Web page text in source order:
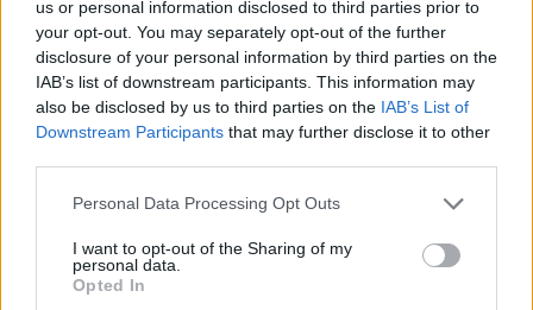
us or personal information disclosed to third parties prior to
your opt-out. You may separately opt-out of the further
disclosure of your personal information by third parties on the
IAB’s list of downstream participants. This information may
also be disclosed by us to third parties on the IAB’s List of
Downstream Participants that may further disclose it to other
Personal Data Processing Opt Outs
I want to opt-out of the Sharing of my
personal data.
Opted In
partite però (Fiorentina, Manchester City e Pisa) è probabile
che gli azzurri si schierino anche con un modulo diverso dal 4-
1-4-1 che hanno fatto vedere in questo inizio di stagione: ci
sarà più di un'occasione in cui il Napoli giocherà con un 4-3-3,
senza dimenticare la possibilità di mettersi 3-5-2, magari
quando Lukaku tornerà a disposizione. Una squadra che Conte
potrà modellare in base al tipo di impegno e avversario ma
sempre con una chiara linea guida: gioca solo chi dimostra di
star bene in allenamento. Ma la sensazione è che il tecnico
salentino in questa stagione abbia in mano una squadra di
un'altra cilindrata rispetto a quella portata al titolo nella
passata stagione.